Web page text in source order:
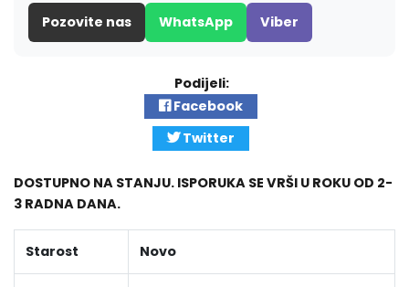
Pozovite nas WhatsApp Viber
Podijeli:
Facebook
Twitter
DOSTUPNO NA STANJU. ISPORUKA SE VRŠI U ROKU OD 2-
3 RADNA DANA.
Starost Novo